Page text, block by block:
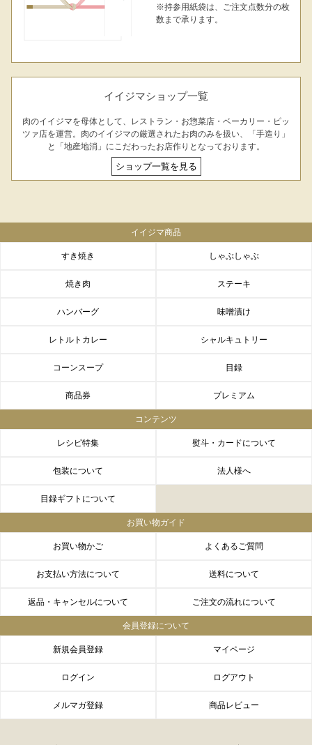
※持参用紙袋は、ご注文点数分の枚
数まで承ります。
イイジマショップ一覧
肉のイイジマを母体として、レストラン・お惣菜店・ベーカリー・ピッ
ツァ店を運営。肉のイイジマの厳選されたお肉のみを扱い、「手造り」
と「地産地消」にこだわったお店作りとなっております。
ショップ一覧を見る
イイジマ商品
すき焼き しゃぶしゃぶ
焼き肉 ステーキ
ハンバーグ 味噌漬け
レトルトカレー シャルキュトリー
コーンスープ 目録
商品券 プレミアム
コンテンツ
レシピ特集 熨斗・カードについて
包装について 法人様へ
目録ギフトについて
お買い物ガイド
お買い物かご よくあるご質問
お支払い方法について 送料について
返品・キャンセルについて ご注文の流れについて
会員登録について
新規会員登録 マイページ
ログイン ログアウト
メルマガ登録 商品レビュー